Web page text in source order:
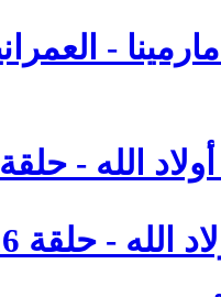
الله - حلقة 4 نوفمبر 2011
- حلقة 16 ديسمبر 2011